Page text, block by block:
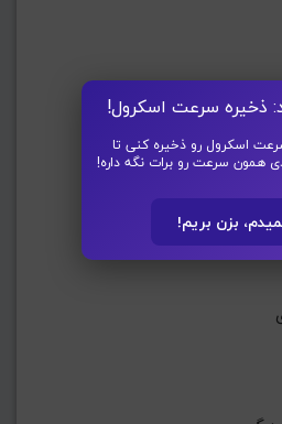
ذخیره سرعت اسکرول!
اسکرول رو ذخیره کنی تا
همون سرعت رو برات نگه داره!
بزن بریم!